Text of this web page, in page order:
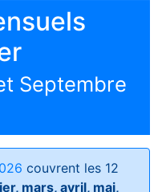
Septembre
couvrent les 12
mars, avril, mai,